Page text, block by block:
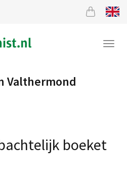
Valthermond
boeket